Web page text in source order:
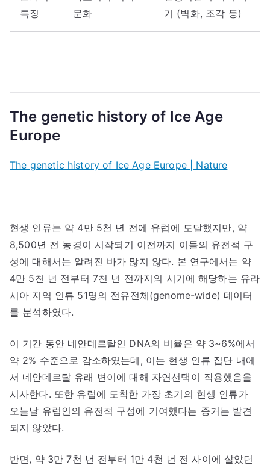
특징
문화
기 (벽화, 조각 등)
The genetic history of Ice Age
Europe
The genetic history of Ice Age Europe | Nature
현생 인류는 약 4만 5천 년 전에 유럽에 도달했지만, 약
8,500년 전 농경이 시작되기 이전까지 이들의 유전적 구
성에 대해서는 알려진 바가 많지 않다. 본 연구에서는 약
4만 5천 년 전부터 7천 년 전까지의 시기에 해당하는 유라
시아 지역 인류 51명의 전유전체(genome-wide) 데이터
를 분석하였다.
이 기간 동안 네안데르탈인 DNA의 비율은 약 3~6%에서
약 2% 수준으로 감소하였는데, 이는 현생 인류 집단 내에
서 네안데르탈 유래 변이에 대해 자연선택이 작용했음을
시사한다. 또한 유럽에 도착한 가장 초기의 현생 인류가
오늘날 유럽인의 유전적 구성에 기여했다는 증거는 발견
되지 않았다.
반면, 약 3만 7천 년 전부터 1만 4천 년 전 사이에 살았던